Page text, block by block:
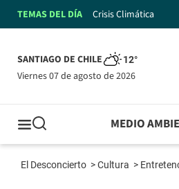
TEMAS DEL DÍA Crisis Climática
SANTIAGO DE CHILE 12°
viernes 07 de agosto de 2026
MEDIO
El Desconcierto >Cultura >